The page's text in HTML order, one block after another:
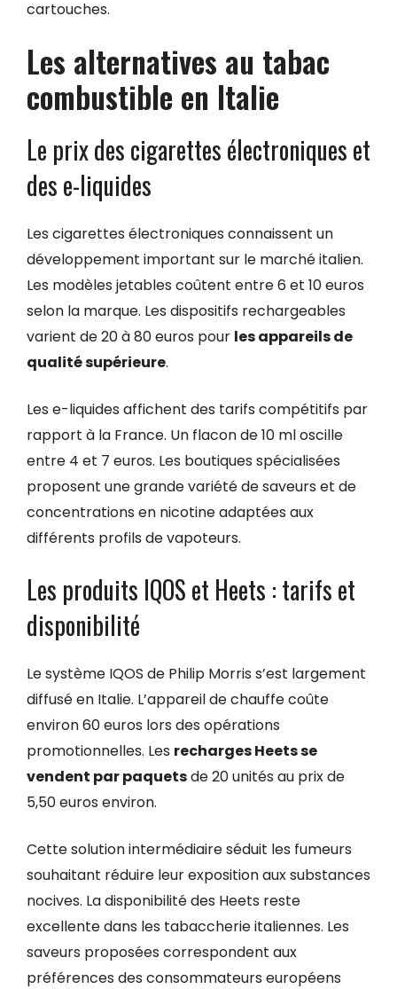
cartouches.
Les alternatives au tabac
combustible en Italie
Le prix des cigarettes électroniques et
des e-liquides
Les cigarettes électroniques connaissent un
développement important sur le marché italien.
Les modèles jetables coûtent entre 6 et 10 euros
selon la marque. Les dispositifs rechargeables
varient de 20 à 80 euros pour les appareils de
qualité supérieure.
Les e-liquides affichent des tarifs compétitifs par
rapport à la France. Un flacon de 10 ml oscille
entre 4 et 7 euros. Les boutiques spécialisées
proposent une grande variété de saveurs et de
concentrations en nicotine adaptées aux
différents profils de vapoteurs.
Les produits IQOS et Heets : tarifs et
disponibilité
Le système IQOS de Philip Morris s’est largement
diffusé en Italie. L’appareil de chauffe coûte
environ 60 euros lors des opérations
promotionnelles. Les recharges Heets se
vendent par paquetsde 20 unités au prix de
5,50 euros environ.
Cette solution intermédiaire séduit les fumeurs
souhaitant réduire leur exposition aux substances
nocives. La disponibilité des Heets reste
excellente dans les tabaccherie italiennes. Les
saveurs proposées correspondent aux
préférences des consommateurs européens